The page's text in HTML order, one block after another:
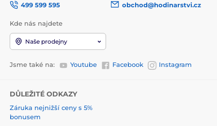
499 599 595
obchod@hodinarstvi.cz
Kde nás najdete
Naše prodejny
Jsme také na: Youtube Facebook Instagram
DŮLEŽITÉ ODKAZY
Záruka nejnižší ceny s 5%
bonusem